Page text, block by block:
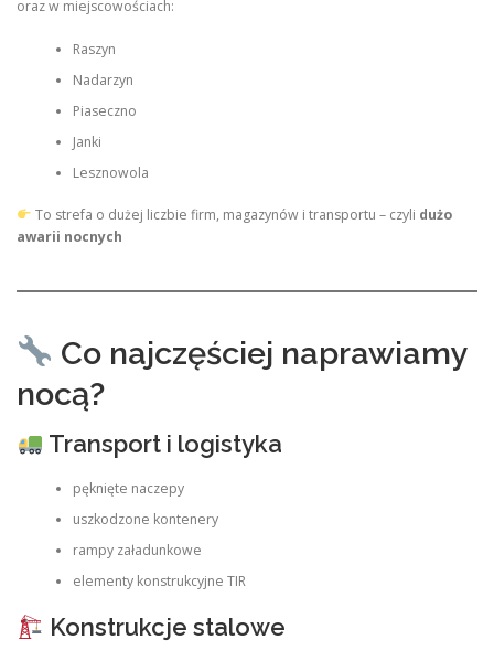
oraz w miejscowościach:
Raszyn
Nadarzyn
Piaseczno
Janki
Lesznowola
To strefa o dużej liczbie firm, magazynów i transportu – czyli dużo
awarii nocnych
Co najczęściej naprawiamy
nocą?
Transport i logistyka
pęknięte naczepy
uszkodzone kontenery
rampy załadunkowe
elementy konstrukcyjne TIR
Konstrukcje stalowe